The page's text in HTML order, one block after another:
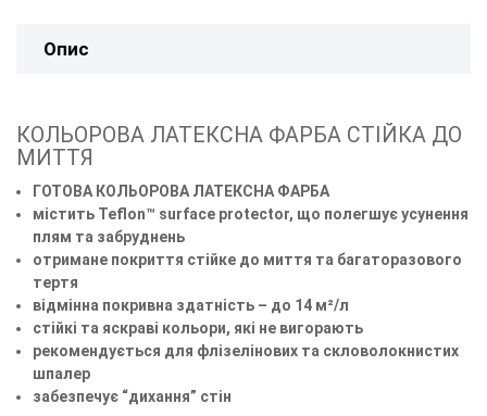
Опис
КОЛЬОРОВА ЛАТЕКСНА ФАРБА СТІЙКА ДО
МИТТЯ
ГОТОВА КОЛЬОРОВА ЛАТЕКСНА ФАРБА
містить Teflon™ surface protector, що полегшує усунення
плям та забруднень
отримане покриття стійке до миття та багаторазового
тертя
відмінна покривна здатність – до 14 м²/л
стійкі та яскраві кольори, які не вигорають
рекомендується для флізелінових та скловолокнистих
шпалер
забезпечує “дихання” стін